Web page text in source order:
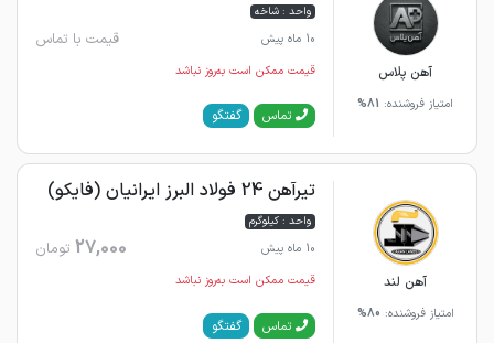
آهن پلاس
امتیاز فروشنده: 81%
واحد : شاخه
10 ماه پیش
قیمت با تماس
قیمت ممکن است به‌روز نباشد
تماس گفتگو
آهن لند
امتیاز فروشنده: 80%
تیرآهن 24 فولاد البرز ایرانیان (فایکو)
واحد : کیلوگرم
10 ماه پیش
27,000 تومان
قیمت ممکن است به‌روز نباشد
تماس گفتگو